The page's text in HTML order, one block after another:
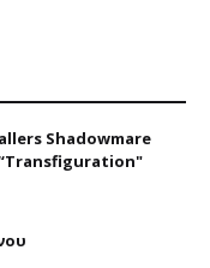
Shadowmare